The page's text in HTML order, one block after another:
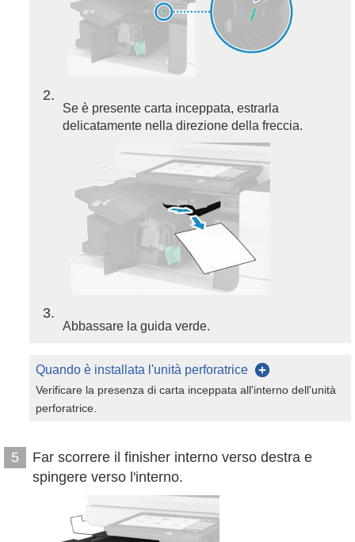
2
Se è presente carta inceppata, estrarla
delicatamente nella direzione della freccia.
3
Abbassare la guida verde.
Quando è installata l'unità perforatrice
Verificare la presenza di carta inceppata all'interno dell'unità
perforatrice.
5
Far scorrere il finisher interno verso destra e
spingere verso l'interno.